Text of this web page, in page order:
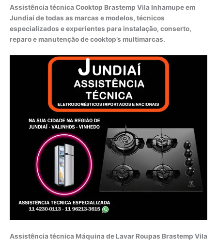
Assistência técnica Cooktop Brastemp Vila Inhamupe em
Jundiaí de todas as marcas e modelos, técnicos
especializados e experientes para instalação, conserto,
reparo e manutenção de cooktop’s multimarcas.
Assistência técnica Máquina de Lavar Roupas Brastemp Vila